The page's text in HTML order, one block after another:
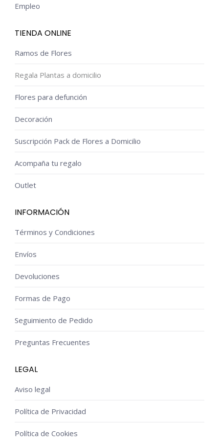
Empleo
TIENDA ONLINE
Ramos de Flores
Regala Plantas a domicilio
Flores para defunción
Decoración
Suscripción Pack de Flores a Domicilio
Acompaña tu regalo
Outlet
INFORMACIÓN
Términos y Condiciones
Envíos
Devoluciones
Formas de Pago
Seguimiento de Pedido
Preguntas Frecuentes
LEGAL
Aviso legal
Política de Privacidad
Política de Cookies